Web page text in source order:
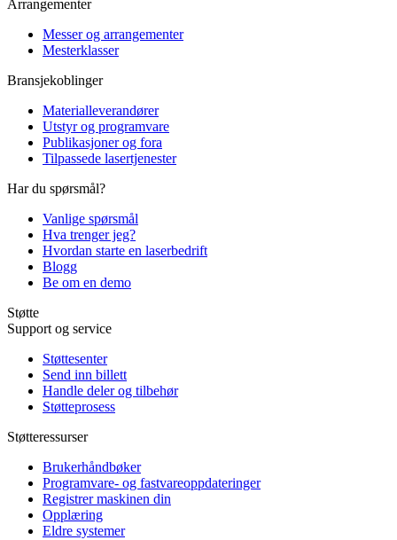
Arrangementer
Messer og arrangementer
Mesterklasser
Bransjekoblinger
Materialleverandører
Utstyr og programvare
Publikasjoner og fora
Tilpassede lasertjenester
Har du spørsmål?
Vanlige spørsmål
Hva trenger jeg?
Hvordan starte en laserbedrift
Blogg
Be om en demo
Støtte
Support og service
Støttesenter
Send inn billett
Handle deler og tilbehør
Støtteprosess
Støtteressurser
Brukerhåndbøker
Programvare- og fastvareoppdateringer
Registrer maskinen din
Opplæring
Eldre systemer